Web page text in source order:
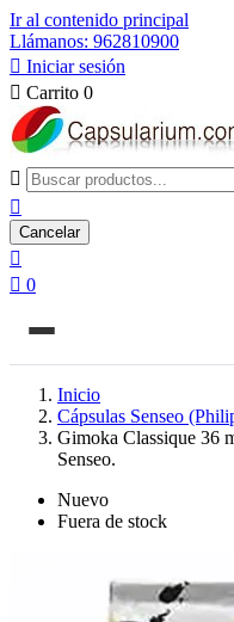
Ir al contenido principal
Llámanos: 962810900
 Iniciar sesión
 Carrito 0


Cancelar

 0
Inicio
Cápsulas Senseo
Gimoka Classique 36
Senseo.
Nuevo
Fuera de stock